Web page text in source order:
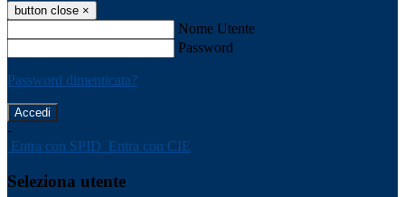
button close ×
Nome Utente
Password
Password dimenticata?
-
Entra con SPID Entra con CIE
Seleziona utente